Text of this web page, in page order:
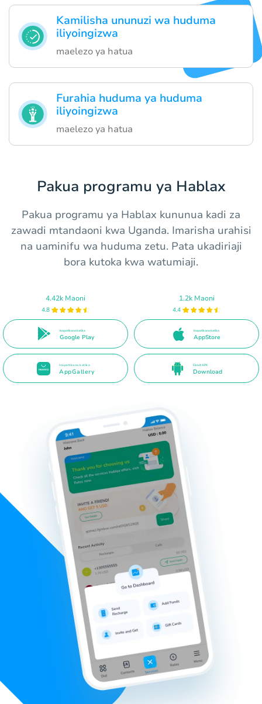
Kamilisha ununuzi wa huduma
iliyoingizwa
maelezo ya hatua
Furahia huduma ya huduma
iliyoingizwa
maelezo ya hatua
Pakua programu ya Hablax
Pakua programu ya Hablax kununua kadi za
zawadi mtandaoni kwa Uganda. Imarisha urahisi
na uaminifu wa huduma zetu. Pata ukadiriaji
bora kutoka kwa watumiaji.
4.42k Maoni
4.8
Inapatikana katika
Google Play
1.2k Maoni
4.4
Inapatikana katika
AppStore
Inapatikana katika
AppGallery
Direct APK
Download